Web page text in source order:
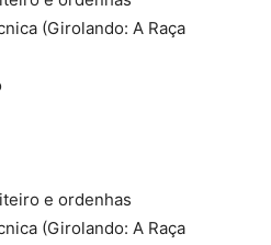
(Girolando: A Raça
e ordenhas
(Girolando: A Raça